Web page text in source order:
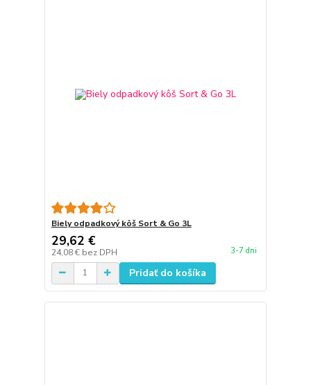
Biely odpadkový kôš Sort & Go 3L
29,62 €
24,08 € bez DPH 3-7 dni
Pridať do košíka